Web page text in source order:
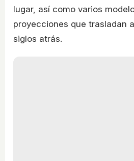
lugar, así como varios
proyecciones que trasladan
siglos atrás.